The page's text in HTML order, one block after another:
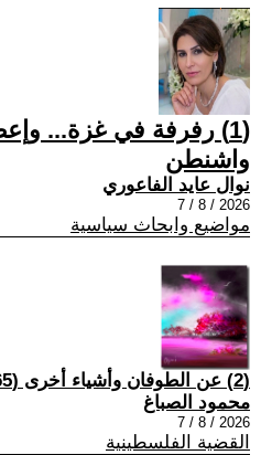
(1) رفرفة في غزة...
واشنطن
نوال عايد الفاعوري
2026 / 8 / 7
مواضيع وابحاث سياسية
(2) عن الطوفان وأشياء أخرى (65)
محمود الصباغ
2026 / 8 / 7
القضية الفلسطينية